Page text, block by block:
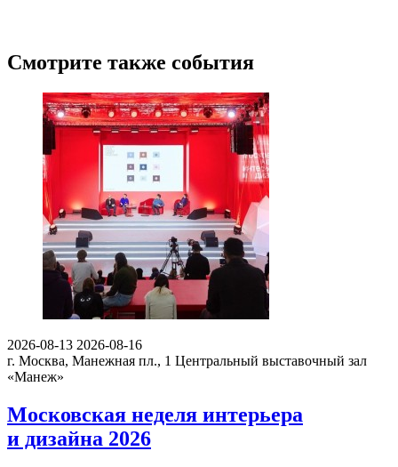
Смотрите также события
2026-08-13 2026-08-16
г. Москва, Манежная пл., 1 Центральный выставочный зал
«Манеж»
Московская неделя интерьера
и дизайна 2026